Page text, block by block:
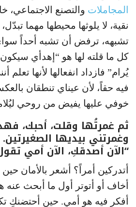
المجاملات والتصنع الاجتماعي،
نقية، لا يلوثها محيطها مهما
تشبهه، ترفض أن تشبه أحداً
كل ما قلته لها هو “إهدأي
يُرام” فازداد انفعالها لأنها تعلم
فيه حقاً، لأن عيناي تنطقان
خوفي عليها يفيض من روحي
ثم غمرتُها وقلت، أحبك،
وغمرتني بيديها
“الآن أصدقكِ، الآن أمي
أتدركين أمراً؟ أشعر بالأمان
أخاف أو أتوتر أول ما أبحث عنه
أفكر فيه هو أمي. حين أحتضنكِ